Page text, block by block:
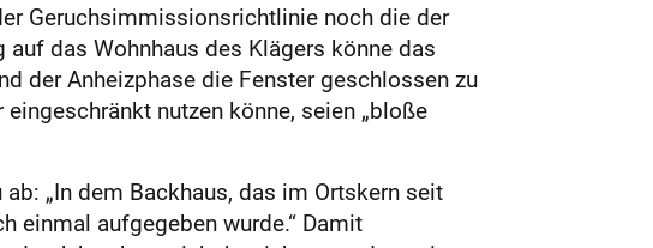
Geruchsimmissionsrichtlinie noch die der
das Wohnhaus des Klägers könne das
der Anheizphase die Fenster geschlossen zu
nutzen könne, seien „bloße
„In dem Backhaus, das im Ortskern seit
einmal aufgegeben wurde.“ Damit